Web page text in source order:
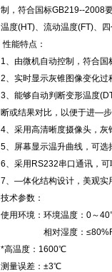
制，符合国标GB219--2008
温度(HT)、流动温度(FT)、
性能特点：
1、由微机自动控制，符合国
2、实时显示灰锥图像变化过
3、能够自动判断变形温度
断或结果对比，以便于进—步
4、采用高清晰度摄像头，灰
5、屏幕显示温升曲线，可选
6、采用RS232串口通讯，可
7、—体化结构设计，美观实
技术参数：
使用环境：环境温度：0～
相对湿度：
*高温度：1600℃
测量误差：±3℃